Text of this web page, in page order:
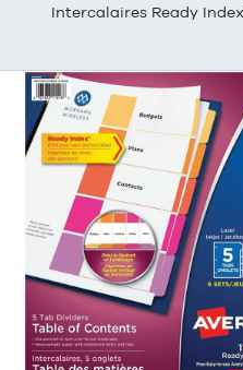
Intercalaires Ready